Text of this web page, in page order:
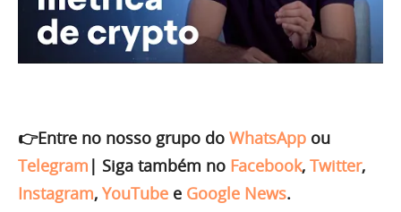
👉Entre no nosso grupo do WhatsApp ou
Telegram | Siga também no Facebook, Twitter,
Instagram, YouTube e Google News.